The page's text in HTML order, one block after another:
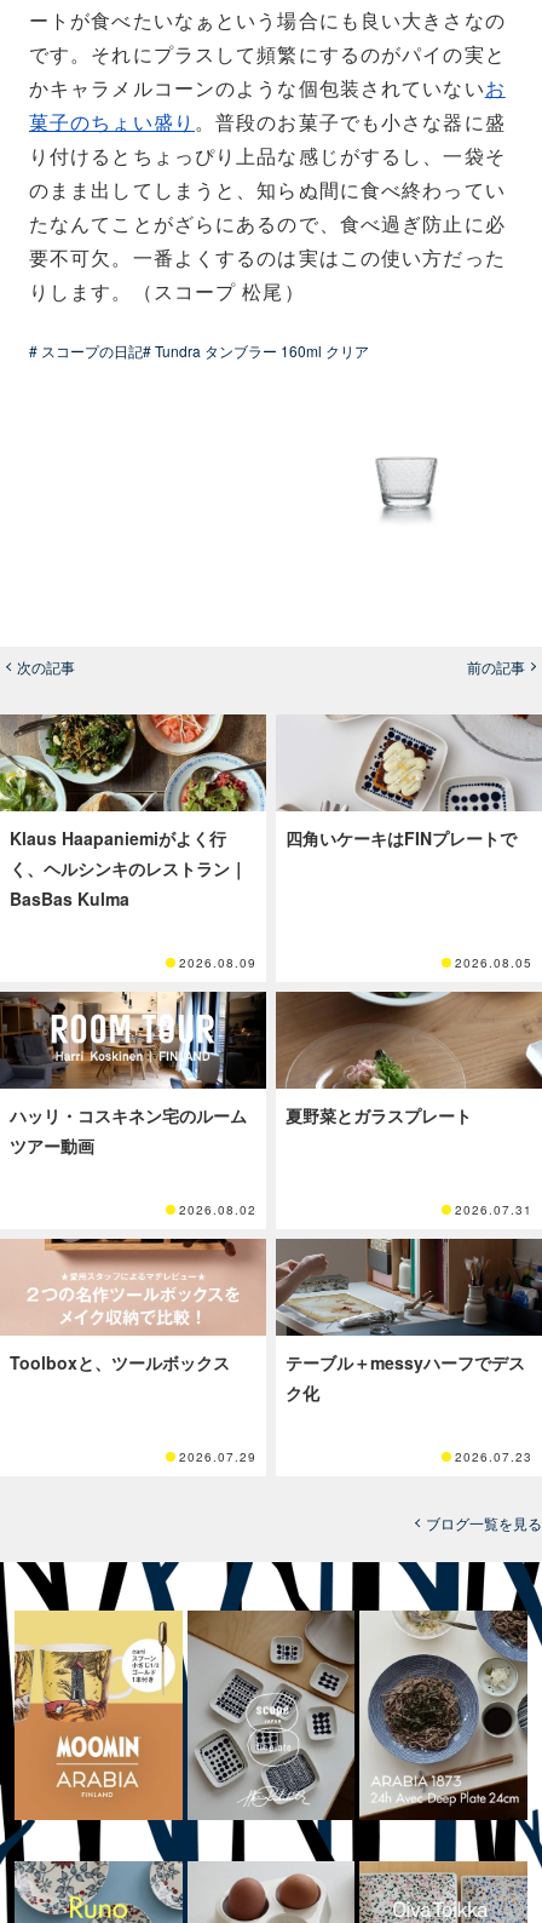
ートが食べたいなぁという場合にも良い大きさなの
です。それにプラスして頻繁にするのがパイの実と
かキャラメルコーンのような個包装されていないお
菓子のちょい盛り 。普段のお菓子でも小さな器に盛
り付けるとちょっぴり上品な感じがするし、一袋そ
のまま出してしまうと、知らぬ間に食べ終わってい
たなんてことがざらにあるので、食べ過ぎ防止に必
要不可欠。一番よくするのは実はこの使い方だった
りします。（スコープ 松尾）
# スコープの日記# Tundra タンブラー 160ml クリア
次の記事 前の記事
Klaus Haapaniemiがよく行
く、ヘルシンキのレストラン｜
BasBas Kulma
2026.08.09
四角いケーキはFINプレートで
2026.08.05
ハッリ・コスキネン宅のルーム
ツアー動画
2026.08.02
夏野菜とガラスプレート
2026.07.31
Toolboxと、ツールボックス
2026.07.29
テーブル＋messyハーフでデス
ク化
2026.07.23
ブログ一覧を見る